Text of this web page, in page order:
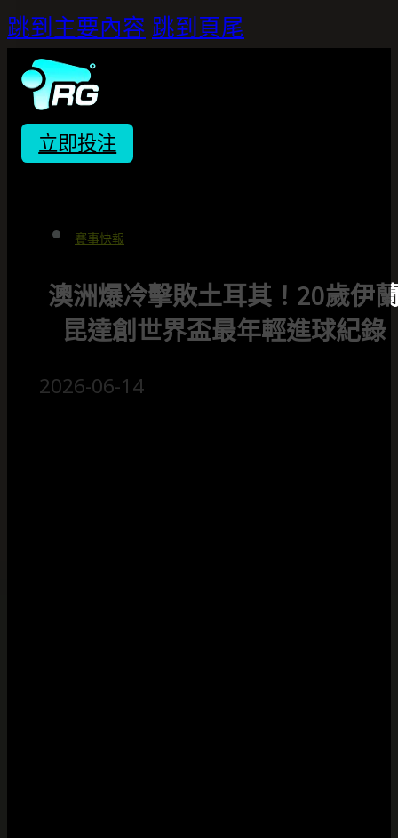
跳到主要內容 跳到頁尾
立即投注
賽事快報
澳洲爆冷擊敗土耳其！20歲伊
昆達創世界盃最年輕進球紀錄
2026-06-14